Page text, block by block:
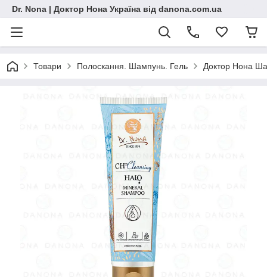
Dr. Nona | Доктор Нона Україна від danona.com.ua
Товари Полоскання. Шампунь. Гель Доктор Нона